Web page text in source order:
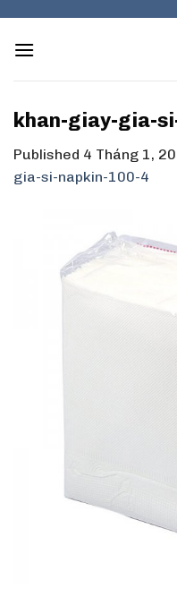
content
khan-giay-gia-
Published 4 Tháng 1,
gia-si-napkin-100-4